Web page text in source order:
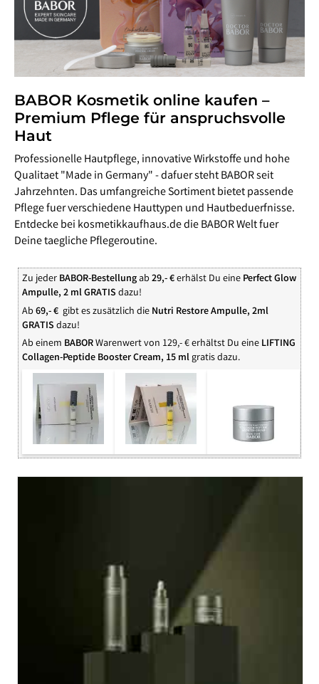
BABOR Kosmetik online kaufen –
Premium Pflege für anspruchsvolle
Haut
Professionelle Hautpflege, innovative Wirkstoffe und hohe
Qualitaet "Made in Germany" - dafuer steht BABOR seit
Jahrzehnten. Das umfangreiche Sortiment bietet passende
Pflege fuer verschiedene Hauttypen und Hautbeduerfnisse.
Entdecke bei kosmetikkaufhaus.de die BABOR Welt fuer
Deine taegliche Pflegeroutine.
Zu jeder BABOR-Bestellungab 29,- €erhälst Du eine Perfect Glow
Ampulle, 2 ml GRATIS dazu!
Ab 69,- € gibt es zusätzlich die Nutri Restore Ampulle, 2ml
GRATIS dazu!
Ab einem BABORWarenwert von 129,- € erhältst Du eine LIFTING
Collagen-Peptide Booster Cream, 15 mlgratis dazu.